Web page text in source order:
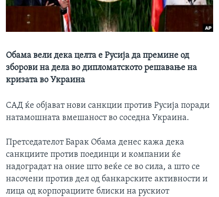
Јазици
Обама вели дека целта е Русија да премине од
зборови на дела во дипломатското решавање на
кризата во Украина
САД ќе објават нови санкции против Русија поради
натамошната вмешаност во соседна Украина.
Претседателот Барак Обама денес кажа дека
санкциите против поединци и компании ќе
надоградат на оние што веќе се во сила, а што се
насочени против дел од банкарските активности и
лица од корпорациите блиски на рускиот